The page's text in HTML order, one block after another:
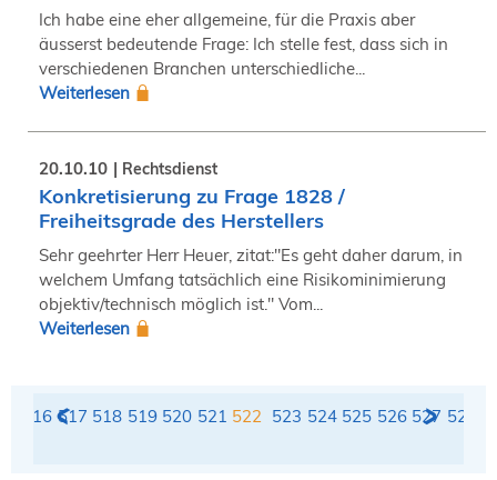
Ich habe eine eher allgemeine, für die Praxis aber
äusserst bedeutende Frage: Ich stelle fest, dass sich in
verschiedenen Branchen unterschiedliche...
Weiterlesen
20.10.10 Rechtsdienst
Konkretisierung zu Frage 1828 /
Freiheitsgrade des Herstellers
Sehr geehrter Herr Heuer, zitat:"Es geht daher darum, in
welchem Umfang tatsächlich eine Risikominimierung
objektiv/technisch möglich ist." Vom...
Weiterlesen
516 517 518 519 520 521 522 523 524 525 526 527 528